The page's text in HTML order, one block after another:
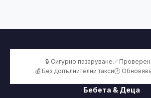
🔒 Сигурно пазаруване✅
💰 Без допълнителни такси🕒
Бебета & Деца